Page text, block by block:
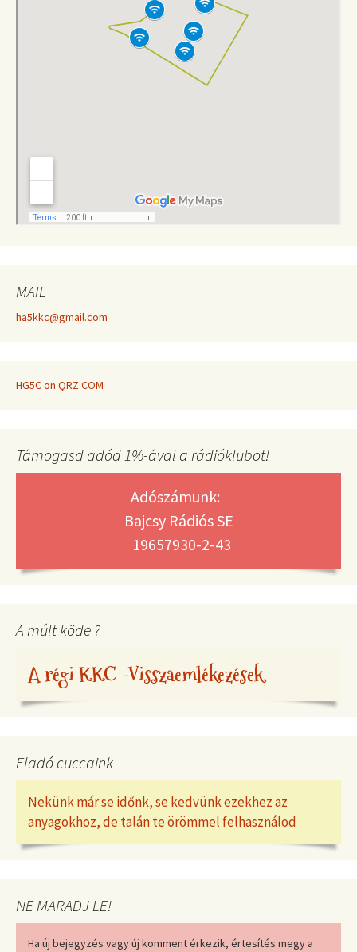
MAIL
ha5kkc@gmail.com
HG5C on QRZ.COM
Támogasd adód 1%-ával a rádióklubot!
Adószámunk:
Bajcsy Rádiós SE
19657930-2-43
A múlt köde ?
A régi KKC -Visszaemlékezések
Eladó cuccaink
Nekünk már se időnk, se kedvünk ezekhez az
anyagokhoz, de talán te örömmel felhasználod
NE MARADJ LE!
Ha új bejegyzés vagy új komment érkezik, értesítés megy a